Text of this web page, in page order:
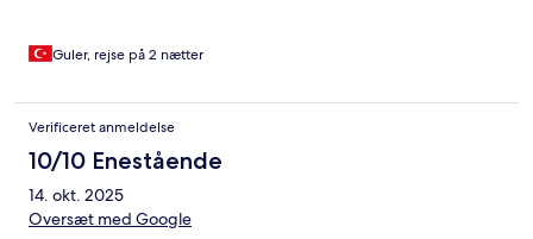
Guler, rejse på 2 nætter
Verificeret anmeldelse
10/10 Enestående
14. okt. 2025
Oversæt med Google